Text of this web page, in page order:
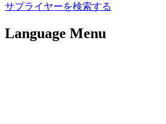
サプライヤーを検索する
Language Menu